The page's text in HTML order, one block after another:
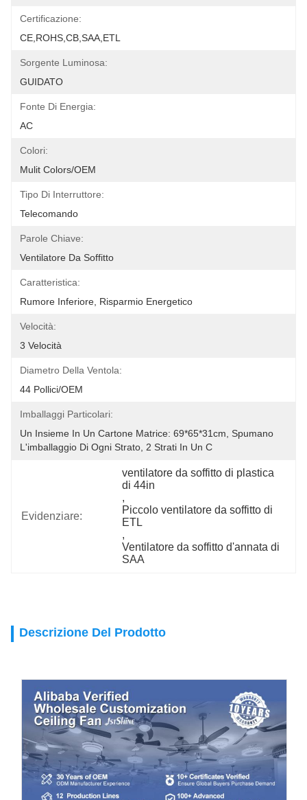
Certificazione:
CE,ROHS,CB,SAA,ETL
Sorgente Luminosa:
GUIDATO
Fonte Di Energia:
AC
Colori:
Mulit Colors/OEM
Tipo Di Interruttore:
Telecomando
Parole Chiave:
Ventilatore Da Soffitto
Caratteristica:
Rumore Inferiore, Risparmio Energetico
Velocità:
3 Velocità
Diametro Della Ventola:
44 Pollici/OEM
Imballaggi Particolari:
Un Insieme In Un Cartone Matrice: 69*65*31cm, Spumano
L'imballaggio Di Ogni Strato, 2 Strati In Un C
Evidenziare:
ventilatore da soffitto di plastica
di 44in
,
Piccolo ventilatore da soffitto di
ETL
,
Ventilatore da soffitto d'annata di
SAA
Descrizione Del Prodotto